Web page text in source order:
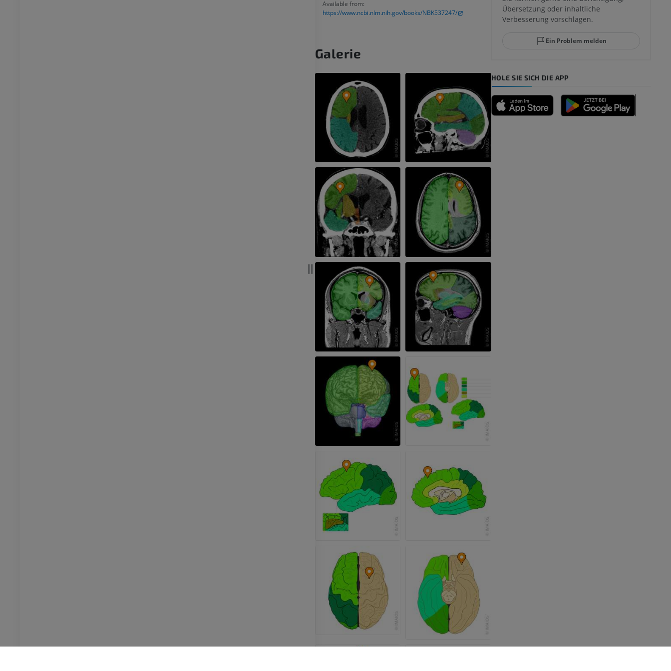
Available from:
https://www.ncbi.nlm.nih.gov/books/NBK537247/
Galerie
Arteriografie der oberen
Visible Human Project
PREMIUM
CTA der unteren
Extremitäten
Beinarterien und -knochen
KOSTENLOS
Arteriografie der unteren
Extremität
Angiographie
Übersetzung oder inhaltliche
Verbesserung vorschlagen.
Ein Problem melden
HOLE SIE SICH DIE APP